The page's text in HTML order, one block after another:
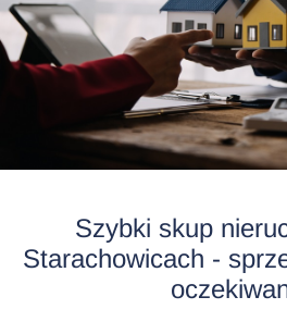
Szybki skup
Starachowicach -